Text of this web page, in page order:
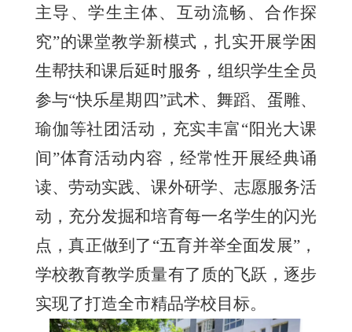
主导、学生主体、互动流畅、合作探
究”的课堂教学新模式，扎实开展学困
生帮扶和课后延时服务，组织学生全员
参与“快乐星期四”武术、舞蹈、蛋雕、
瑜伽等社团活动，充实丰富“阳光大课
间”体育活动内容，经常性开展经典诵
读、劳动实践、课外研学、志愿服务活
动，充分发掘和培育每一名学生的闪光
点，真正做到了“五育并举全面发展”，
学校教育教学质量有了质的飞跃，逐步
实现了打造全市精品学校目标。